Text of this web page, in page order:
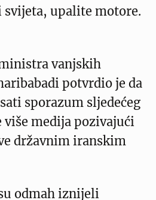
upalite motore.
vanjskih
potvrdio je da
sporazum sljedećeg
medija pozivajući
državnim iranskim
odmah iznijeli